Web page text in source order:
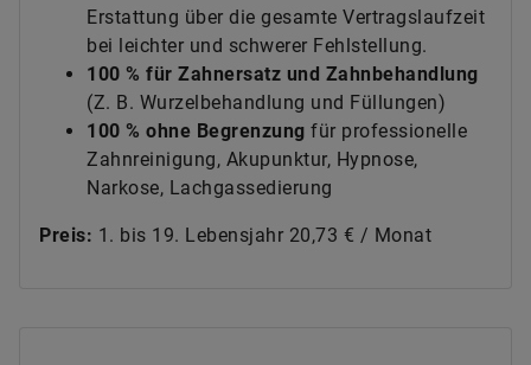
Erstattung über die gesamte Vertragslaufzeit
bei leichter und schwerer Fehlstellung.
100 % für Zahnersatz und Zahnbehandlung
(Z. B. Wurzelbehandlung und Füllungen)
100 % ohne Begrenzung für professionelle
Zahnreinigung, Akupunktur, Hypnose,
Narkose, Lachgassedierung
Preis: 1. bis 19. Lebensjahr 20,73 € / Monat